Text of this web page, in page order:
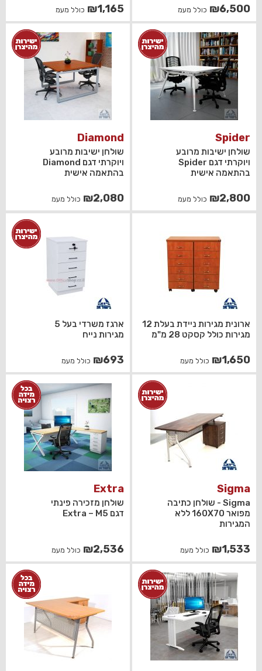
₪6,500 כולל מעמ ₪1,165 כולל מעמ
Spider
שולחן ישיבות מרובע
ויוקרתי דגם Spider
בהתאמה אישית
₪2,800 כולל מעמ
Diamond
שולחן ישיבות מרובע
ויוקרתי דגם Diamond
בהתאמה אישית
₪2,080 כולל מעמ
ארונית מגירות ניידת בעלת 12
מגירות כולל קסקט 28 מ"מ
₪1,650 כולל מעמ
ארגז משרדי בעל 5
מגירות נייח
₪693 כולל מעמ
Sigma
Sigma - שולחן כתיבה
מפואר 160X70 ללא
המגירות
₪1,533 כולל מעמ
Extra
שולחן מזכירה פינתי
דגם Extra – M5
₪2,536 כולל מעמ